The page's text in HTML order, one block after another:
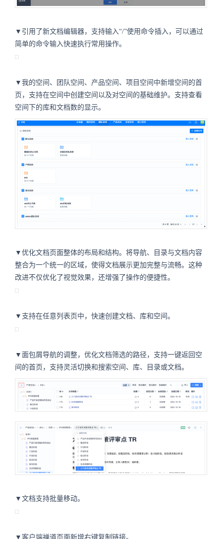
▼引用了新文档编辑器，支持输入“/”使用命令插入，可以通过
简单的命令输入快速执行常用操作。
▼我的空间、团队空间、产品空间、项目空间中新增空间的首
页，支持在空间中创建空间以及对空间的基础维护。支持查看
空间下的库和文档数的显示。
▼优化文档页面整体的布局和结构。将导航、目录与文档内容
整合为一个统一的区域，使得文档展示更加完整与流畅。这种
改进不仅优化了视觉效果，还增强了操作的便捷性。
▼支持在任意列表页中，快速创建文档、库和空间。
▼面包屑导航的调整，优化文档筛选的路径，支持一键返回空
间的首页，支持灵活切换和搜索空间、库、目录或文档。
▼文档支持批量移动。
▼客户端禅道页面新增右键复制链接。